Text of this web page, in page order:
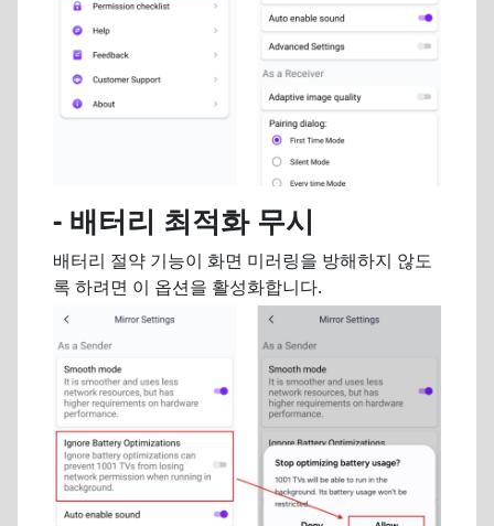
- 배터리 최적화 무시
배터리 절약 기능이 화면 미러링을 방해하지 않도
록 하려면 이 옵션을 활성화합니다.